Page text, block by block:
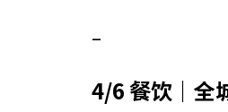
–
4/6 餐饮｜全